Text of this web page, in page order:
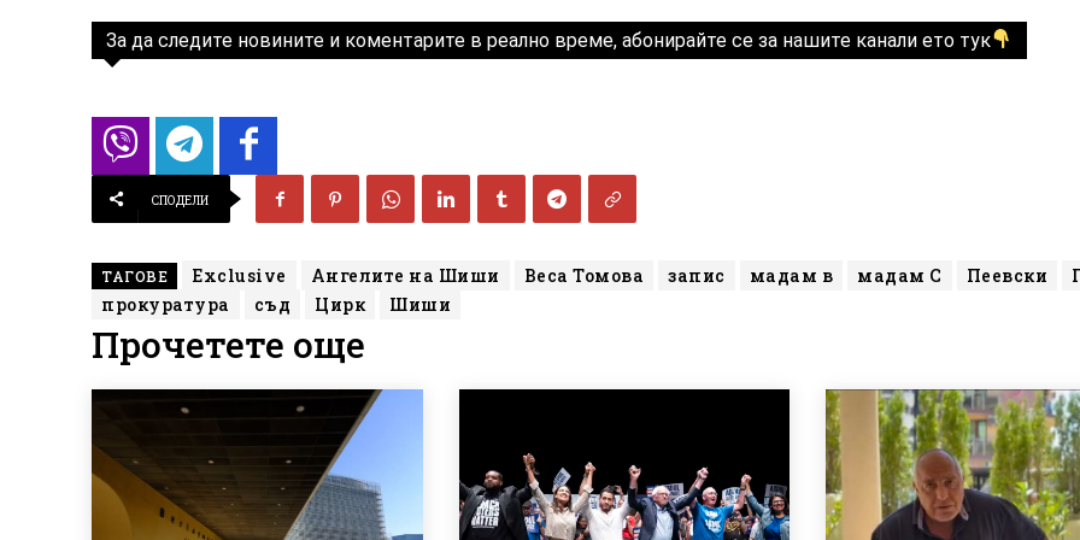
За да следите новините и коментарите в реално време, абонирайте се за нашите канали ето тук
СПОДЕЛИ
ТАГОВЕ Exclusive Ангелите на Шиши Веса Томова запис мадам в мадам С Пеевски
прокуратура
съд Цирк Шиши
Прочетете още